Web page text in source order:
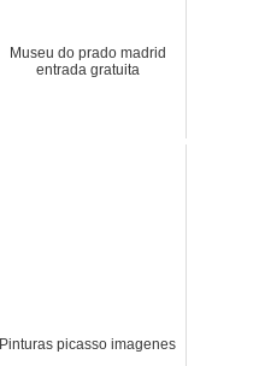
Museu do prado madrid
entrada gratuita
Pinturas picasso imagenes